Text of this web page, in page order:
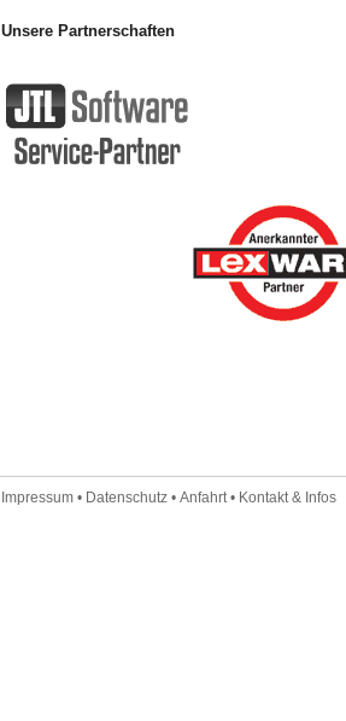
Unsere Partnerschaften
Impressum • Datenschutz • Anfahrt• Kontakt & Infos